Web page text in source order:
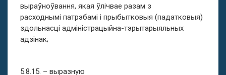
выраўноўвання, якая ўлічвае разам з
расходнымі патрэбамі і прыбытковыя (падатковыя)
здольнасці адміністрацыйна-тэрытарыяльных
адзінак;
5.8.15. – выразную